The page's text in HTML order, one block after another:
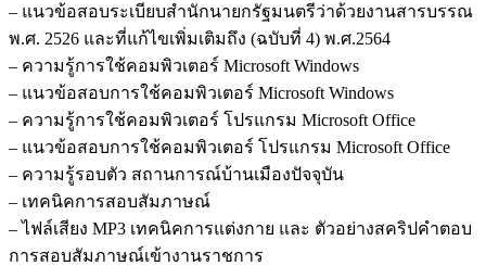
– แนวข้อสอบระเบียบสำนักนายกรัฐมนตรีว่าด้วยงานสารบรรณ
พ.ศ. 2526 และที่แก้ไขเพิ่มเติมถึง (ฉบับที่ 4) พ.ศ.2564
– ความรู้การใช้คอมพิวเตอร์ Microsoft Windows
– แนวข้อสอบการใช้คอมพิวเตอร์ Microsoft Windows
– ความรู้การใช้คอมพิวเตอร์ โปรแกรม Microsoft Office
– แนวข้อสอบการใช้คอมพิวเตอร์ โปรแกรม Microsoft Office
– ความรู้รอบตัว สถานการณ์บ้านเมืองปัจจุบัน
– เทคนิคการสอบสัมภาษณ์
– ไฟล์เสียง MP3 เทคนิคการแต่งกาย และ ตัวอย่างสคริปคำตอบ
การสอบสัมภาษณ์เข้างานราชการ